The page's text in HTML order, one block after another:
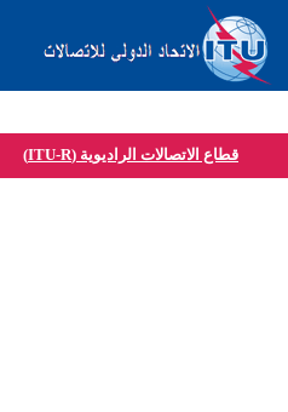
قطاع الاتصالات الراديوية (ITU-R)